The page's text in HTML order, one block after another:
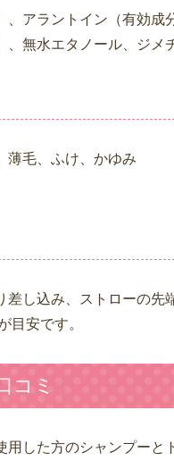
、アラントイン（有効成
無水エタノール、ジメ
薄毛、ふけ、かゆみ
し込み、ストローの先
目安です。
コミ
した方のシャンプーと